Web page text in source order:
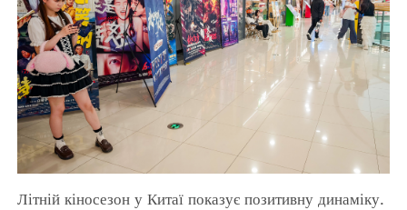
Літній кіносезон у Китаї показує позитивну динаміку.